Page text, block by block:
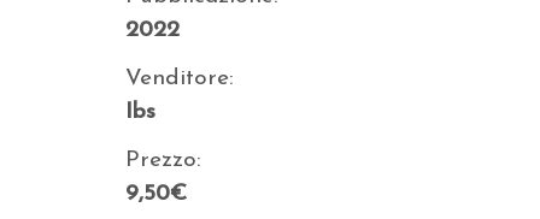
2022
Venditore:
Ibs
Prezzo:
9,50€